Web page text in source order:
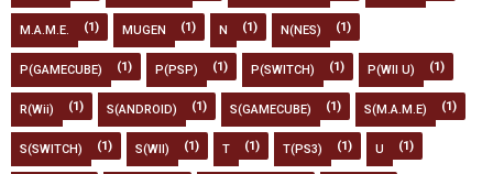
M.A.M.E. (1) MUGEN (1) N (1) N(NES) (1)
P(GAMECUBE) (1) P(PSP) (1) P(SWITCH) (1) P(WII U) (1)
R(Wii) (1) S(ANDROID) (1) S(GAMECUBE) (1) S(M.A.M.E) (1)
S(SWITCH) (1) S(WII) (1) T (1) T(PS3) (1) U (1)